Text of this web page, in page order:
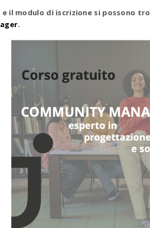
il modulo di iscrizione si possono
.